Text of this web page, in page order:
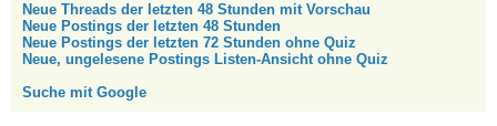
Neue Threads der letzten 48 Stunden mit Vorschau
Neue Postings der letzten 48 Stunden
Neue Postings der letzten 72 Stunden ohne Quiz
Neue, ungelesene Postings Listen-Ansicht ohne Quiz
Suche mit Google